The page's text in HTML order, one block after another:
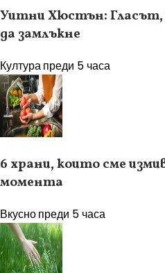
Уитни Хюстън: Гласът,
да замлъкне
Културапреди 5 часа
6 храни, които сме
момента
Вкуснопреди 5 часа